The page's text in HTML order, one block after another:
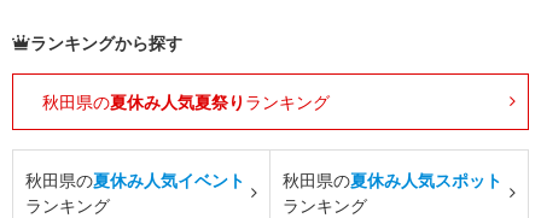
ランキングから探す
秋田県の夏休み人気夏祭り ランキング
秋田県の夏休み人気イベント
ランキング
秋田県の夏休み人気スポット
ランキング